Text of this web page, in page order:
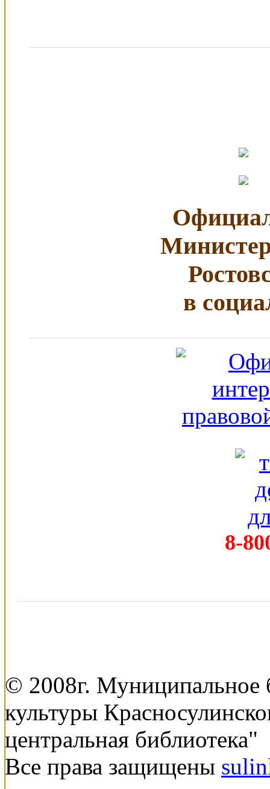
в
8-
© 2008г. Муниципальное
культуры
центральная библиотека"
Все права защищены